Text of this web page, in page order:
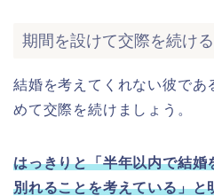
期間を設けて交際を続ける
結婚を考えてくれない彼であ
めて交際を続けましょう。
はっきりと「半年以内で結婚
別れることを考えている」と